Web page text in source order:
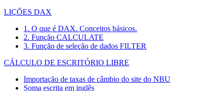
LIÇÕES DAX
1. O que é DAX. Conceitos básicos.
2. Função CALCULATE
3. Função de seleção de dados FILTER
CÁLCULO DE ESCRITÓRIO LIBRE
Importação de taxas de câmbio do site do NBU
Soma escrita em inglês